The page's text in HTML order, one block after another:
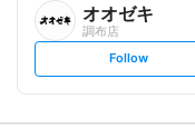
オオゼキ
調布店
s
t
Follow